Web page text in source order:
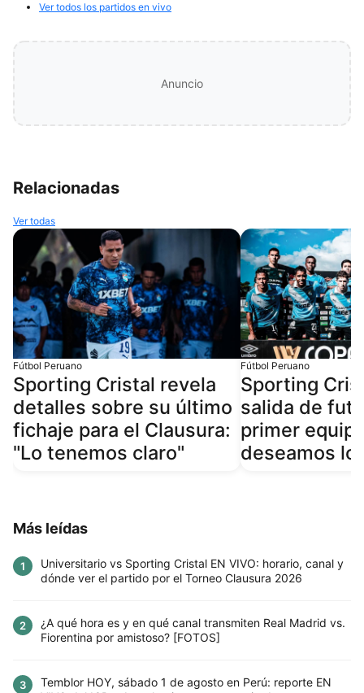
Ver todos los partidos en vivo
Anuncio
Relacionadas
Ver todas
Fútbol Peruano
Sporting Cristal revela
detalles sobre su último
fichaje para el Clausura:
"Lo tenemos claro"
Fútbol Peruano
Sporting
salida de
primer
deseamos lo
Más leídas
1
Universitario vs Sporting Cristal EN VIVO: horario, canal y
dónde ver el partido por el Torneo Clausura 2026
2
¿A qué hora es y en qué canal transmiten Real Madrid vs.
Fiorentina por amistoso? [FOTOS]
3
Temblor HOY, sábado 1 de agosto en Perú: reporte EN